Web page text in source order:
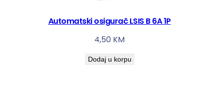
Automatski osigurač LSIS B 6A 1P
4,50 KM
Dodaj u korpu